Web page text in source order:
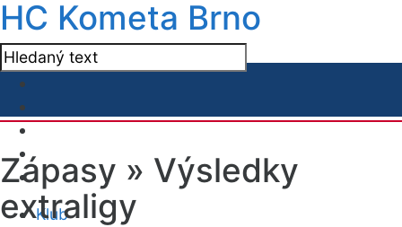
HC Kometa Brno
Klub
Zápasy » Výsledky
extraligy